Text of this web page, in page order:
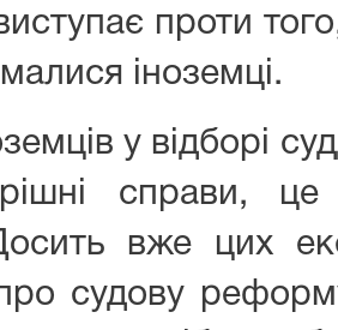
проти
іноземці.
у відборі
справи, це
вже цих
судову